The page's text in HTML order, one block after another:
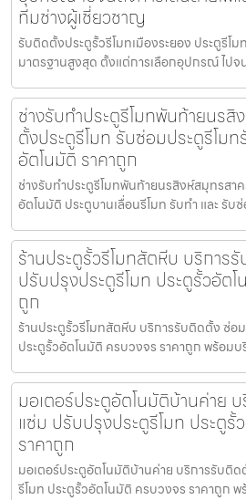
ทีมช่างผู้เชี่ยวชาญ
รับติดตั้งประตูรั้วรีโมทเมืองระยอง ประตูรีโม
มาตรฐานสูงสุด ตั้งแต่การเลือกอุปกรณ์ ไปจ
ช่างรับทำประตูรีโมทพันท้ายนร
ตั้งประตูรีโมท รับซ่อมประตูรีโม
อัตโนมัติ ราคาถูก
ช่างรับทำประตูรีโมทพันท้ายนรสิงห์สมุทรสา
อัตโนมัติ ประตูบานเลื่อนรีโมท รับทำ และ รับ
ร้านประตูรั้วรีโมทสัตหีบ บริการ
ปรับปรุงประตูรีโมท ประตูรั้วอัต
ถูก
ร้านประตูรั้วรีโมทสัตหีบ บริการรับติดตั้ง ซ่อ
ประตูรั้วอัตโนมัติ ครบวงจร ราคาถูก พร้อมบ
มอเตอร์ประตูอัตโนมัติบ้านค่าย
แซ่ม ปรับปรุงประตูรีโมท ประตูรั้
ราคาถูก
มอเตอร์ประตูอัตโนมัติบ้านค่าย บริการรับติ
รีโมท ประตูรั้วอัตโนมัติ ครบวงจร ราคาถูก